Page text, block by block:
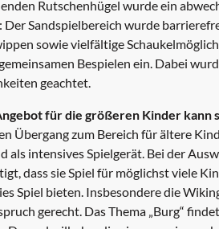
Rutschenhügel wurde ein
Der Sandspielbereich wurde
sowie vielfältige
Bespielen ein. Dabei
geachtet.
für die größeren Kinder kann
Übergang zum Bereich für ältere
als intensives Spielgerät. Bei der
dass sie Spiel für möglichst viele
Spiel bieten. Insbesondere die
gerecht. Das Thema „Burg“